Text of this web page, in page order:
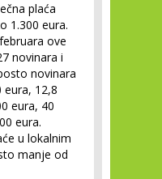
plaća
1.300 eura.
ove
novinara i
novinara
eura, 12,8
eura, 40
eura.
u lokalnim
manje od